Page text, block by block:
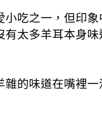
吃之一，但印
太多羊耳本身味
的味道在嘴裡